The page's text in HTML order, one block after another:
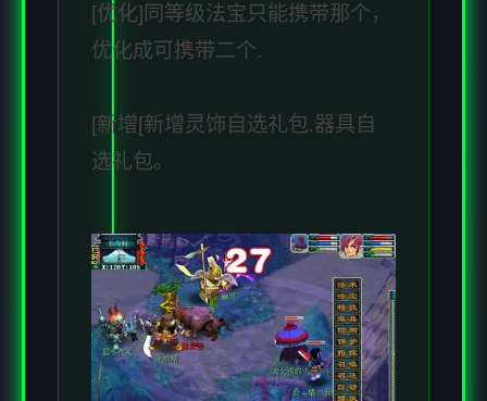
[优化]同等级法宝只能携带那个，
优化成可携带二个.
[新增[新增灵饰自选礼包.器具自
选礼包。